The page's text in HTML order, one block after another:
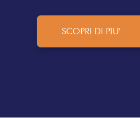
SCOPRI DI PIU'